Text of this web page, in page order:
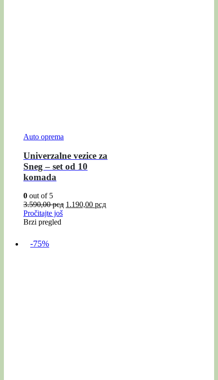
Auto oprema
Univerzalne vezice za
Sneg – set od 10
komada
0 out of 5
3.590,00рсд 1.190,00 рсд
Pročitajte još
Brzi pregled
-75%